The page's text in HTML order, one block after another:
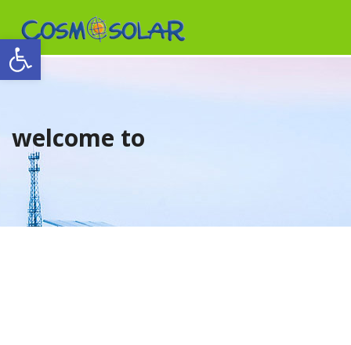
Open toolbar
[:en]Our company[:el]Η Εταιρία μας[:es]Quenes somos[:fr]La
[:en]News[:el]Νέα[:es]Noticias[:fr]Nouvelles[:it]Notizia[:pt]Notícia[:]
welcome to